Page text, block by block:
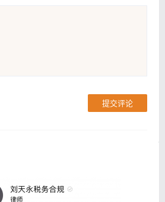
提交评论